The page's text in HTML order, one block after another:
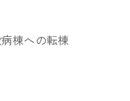
棟への転棟